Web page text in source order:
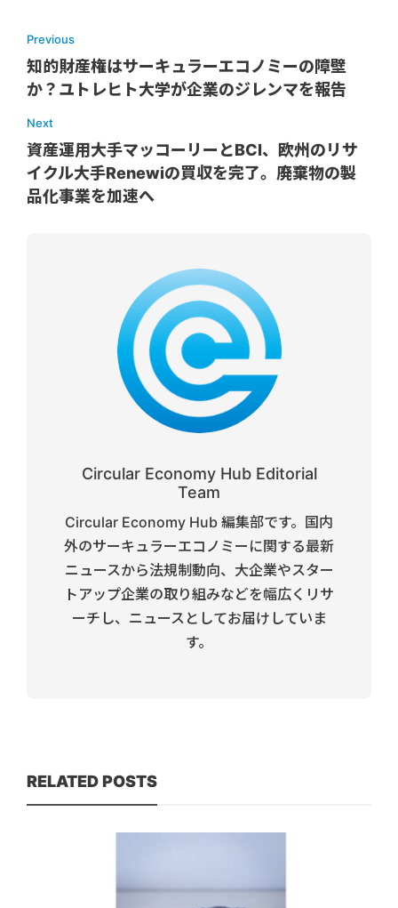
Previous
知的財産権はサーキュラーエコノミーの障壁
か？ユトレヒト大学が企業のジレンマを報告
Next
資産運用大手マッコーリーとBCI、欧州のリサ
イクル大手Renewiの買収を完了。廃棄物の製
品化事業を加速へ
Circular Economy Hub Editorial
Team
Circular Economy Hub 編集部です。国内
外のサーキュラーエコノミーに関する最新
ニュースから法規制動向、大企業やスター
トアップ企業の取り組みなどを幅広くリサ
ーチし、ニュースとしてお届けしていま
す。
RELATED POSTS